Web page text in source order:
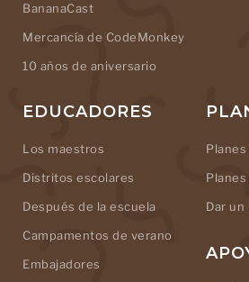
BananaCast
Mercancía de CodeMonkey
10 años de aniversario
EDUCADORES
Los maestros
Distritos escolares
Después de la escuela
Campamentos de verano
Embajadores
Dar un